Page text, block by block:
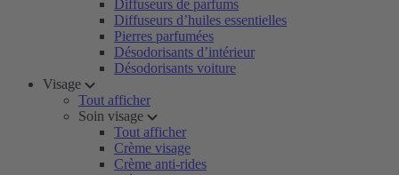
Diffuseurs de parfums
Diffuseurs d’huiles essentielles
Pierres parfumées
Désodorisants d’intérieur
Désodorisants voiture
Visage
Tout afficher
Soin visage
Tout afficher
Crème visage
Crème anti-rides